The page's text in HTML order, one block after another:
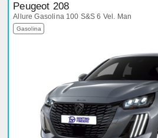
Peugeot 208
Allure Gasolina 100 S&S 6 Vel. Man
Gasolina